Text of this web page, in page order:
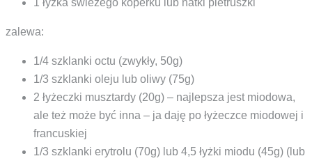
1 łyżka świeżego koperku lub natki pietruszki
zalewa:
1/4 szklanki octu (zwykły, 50g)
1/3 szklanki oleju lub oliwy (75g)
2 łyżeczki musztardy (20g) – najlepsza jest miodowa,
ale też może być inna – ja daję po łyżeczce miodowej i
francuskiej
1/3 szklanki erytrolu (70g) lub 4,5 łyżki miodu (45g) (lub